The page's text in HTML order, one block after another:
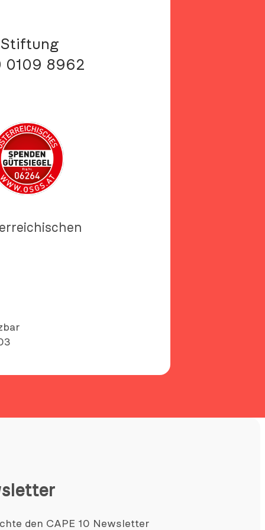
Stiftung
0109 8962
den CAPE 10 Newsletter